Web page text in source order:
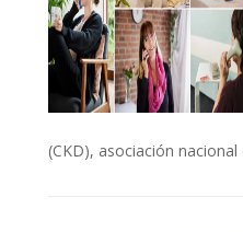
(CKD), asociación